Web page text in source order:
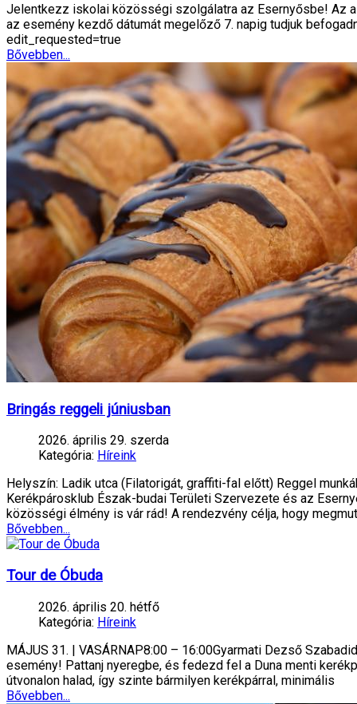
Jelentkezz iskolai közösségi szolgálatra az Esernyősbe! Az
az esemény kezdő dátumát megelőző 7. napig tudjuk
edit_requested=true
Bővebben...
Bringás reggeli júniusban
2026. április 29. szerda
Kategória: Híreink
Helyszín: Ladik utca (Filatorigát, graffiti-fal előtt) Reggel
Kerékpárosklub Észak-budai Területi Szervezete és az
közösségi élmény is vár rád! A rendezvény célja, hogy
Bővebben...
Tour de Óbuda
2026. április 20. hétfő
Kategória: Híreink
MÁJUS 31. | VASÁRNAP8:00 – 16:00Gyarmati Dezső
esemény! Pattanj nyeregbe, és fedezd fel a Duna menti
útvonalon halad, így szinte bármilyen kerékpárral, minimális
Bővebben...